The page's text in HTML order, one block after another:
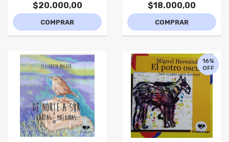
$20.000,00
COMPRAR
$18.000,00
COMPRAR
16%
OFF